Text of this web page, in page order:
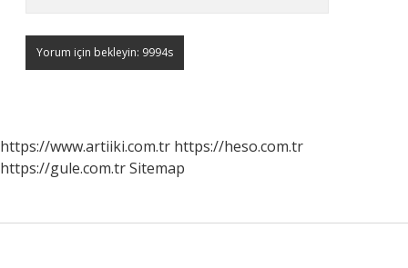
https://www.artiiki.com.tr https://heso.com.tr
https://gule.com.trSitemap